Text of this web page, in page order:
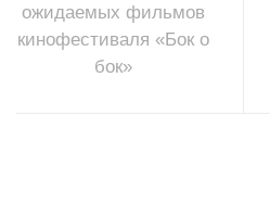
ожидаемых фильмов
кинофестиваля «Бок о
бок»